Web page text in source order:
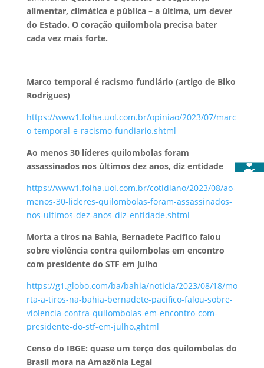
alimentar, climática e pública – a última, um dever
do Estado. O coração quilombola precisa bater
cada vez mais forte.
Marco temporal é racismo fundiário (artigo de Biko
Rodrigues)
https://www1.folha.uol.com.br/opiniao/2023/07/marc
o-temporal-e-racismo-fundiario.shtml
Ao menos 30 líderes quilombolas foram
assassinados nos últimos dez anos, diz entidade
https://www1.folha.uol.com.br/cotidiano/2023/08/ao-
menos-30-lideres-quilombolas-foram-assassinados-
nos-ultimos-dez-anos-diz-entidade.shtml
Morta a tiros na Bahia, Bernadete Pacífico falou
sobre violência contra quilombolas em encontro
com presidente do STF em julho
https://g1.globo.com/ba/bahia/noticia/2023/08/18/mo
rta-a-tiros-na-bahia-bernadete-pacifico-falou-sobre-
violencia-contra-quilombolas-em-encontro-com-
presidente-do-stf-em-julho.ghtml
Censo do IBGE: quase um terço dos quilombolas do
Brasil mora na Amazônia Legal